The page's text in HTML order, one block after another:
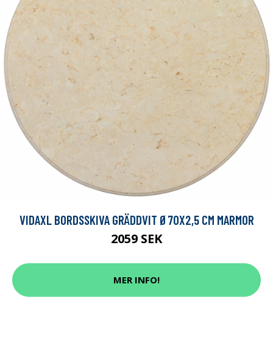
VIDAXL BORDSSKIVA GRÄDDVIT Ø70X2,5 CM MARMOR
2059 SEK
MER INFO!